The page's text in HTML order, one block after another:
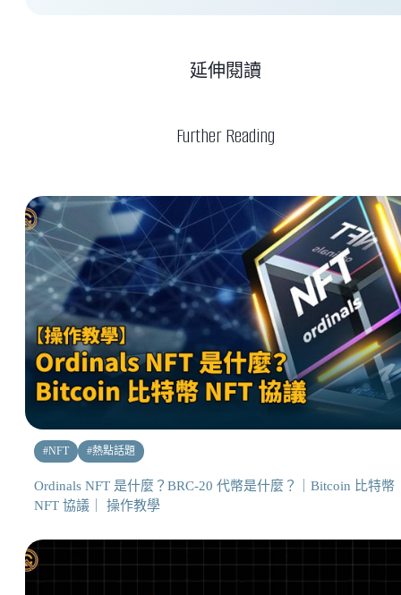
Further Reading
延伸閱讀
#NFT #熱點話題
Ordinals NFT 是什麼？BRC-20 代幣是什麼？｜Bitcoin 比特幣
NFT 協議｜ 操作教學